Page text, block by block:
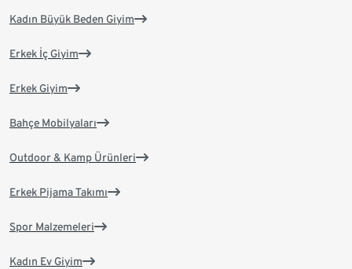
Kadın Büyük Beden Giyim
Erkek İç Giyim
Erkek Giyim
Bahçe Mobilyaları
Outdoor & Kamp Ürünleri
Erkek Pijama Takımı
Spor Malzemeleri
Kadın Ev Giyim